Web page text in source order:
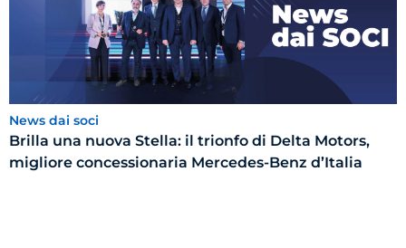
News dai soci
Brilla una nuova Stella: il trionfo di Delta Motors,
migliore concessionaria Mercedes-Benz d’Italia